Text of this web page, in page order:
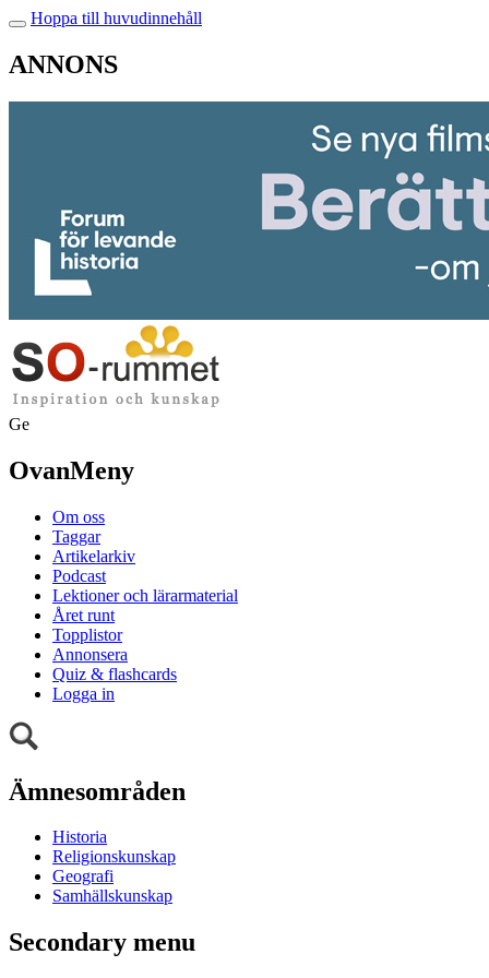
Hoppa till huvudinnehåll
ANNONS
Ge
OvanMeny
Om oss
Taggar
Artikelarkiv
Podcast
Lektioner och lärarmaterial
Året runt
Topplistor
Annonsera
Quiz & flashcards
Logga in
Ämnesområden
Historia
Religionskunskap
Geografi
Samhällskunskap
Secondary menu